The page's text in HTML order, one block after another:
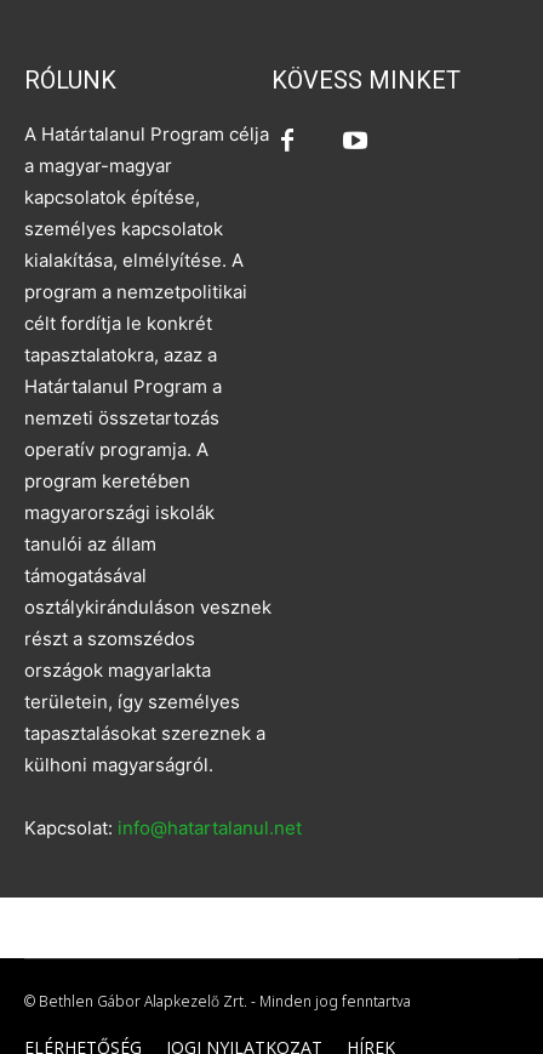
RÓLUNK
A Határtalanul Program célja
a magyar-magyar
kapcsolatok építése,
személyes kapcsolatok
kialakítása, elmélyítése. A
program a nemzetpolitikai
célt fordítja le konkrét
tapasztalatokra, azaz a
Határtalanul Program a
nemzeti összetartozás
operatív programja. A
program keretében
magyarországi iskolák
tanulói az állam
támogatásával
osztálykiránduláson vesznek
részt a szomszédos
országok magyarlakta
területein, így személyes
tapasztalásokat szereznek a
külhoni magyarságról.
Kapcsolat: info@hatartalanul.net
KÖVESS MINKET
© Bethlen Gábor Alapkezelő Zrt. - Minden jog fenntartva
ELÉRHETŐSÉG JOGI NYILATKOZAT HÍREK